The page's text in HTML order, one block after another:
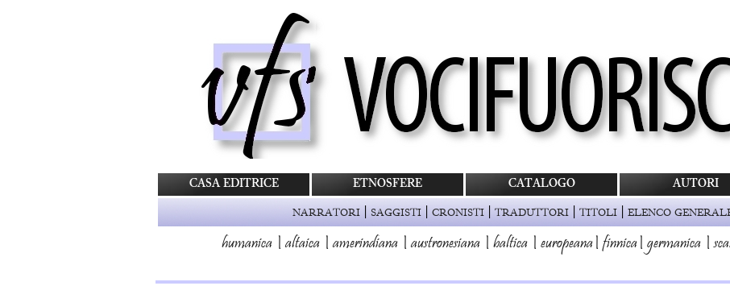
CASA EDITRICE ETNOSFERE CATALOGO AUTORI
NARRATORI | SAGGISTI | CRONISTI | TRADUTTORI | TITOLI | ELENCO
humanica|altaica|amerindiana|austronesiana| baltica| europeana|finnica| germanica|